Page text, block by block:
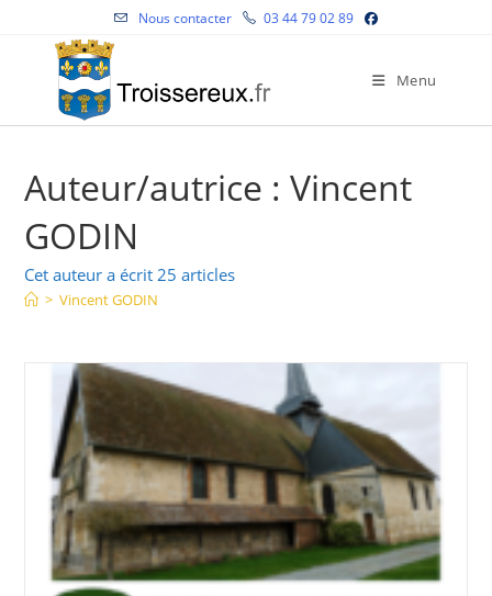
Nous contacter 03 44 79 02 89
Menu
Auteur/autrice :Vincent
GODIN
Cet auteur a écrit 25 articles
> Vincent GODIN